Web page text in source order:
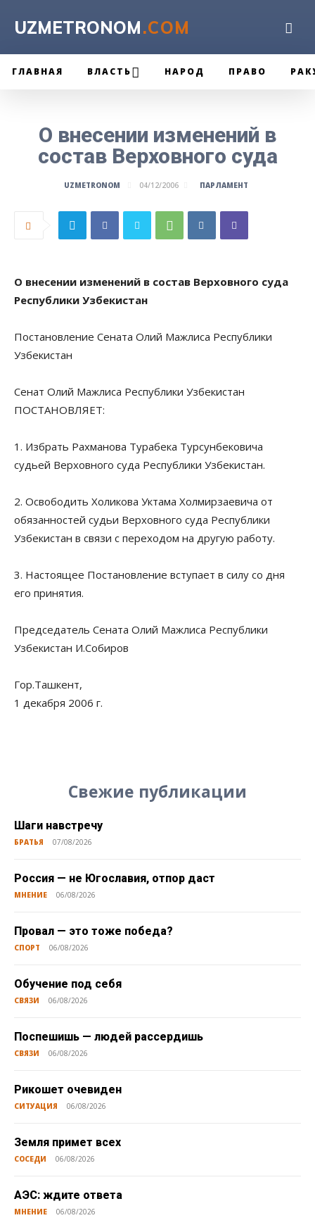
UZMETRONOM.COM
ГЛАВНАЯ ВЛАСТЬ НАРОД ПРАВО
О внесении изменений в
состав Верховного суда
UZMETRONOM 04/12/2006 ПАРЛАМЕНТ
О внесении изменений в состав Верховного суда
Республики Узбекистан
Постановление Сената Олий Мажлиса Республики
Узбекистан
Сенат Олий Мажлиса Республики Узбекистан
ПОСТАНОВЛЯЕТ:
1. Избрать Рахманова Турабека Турсунбековича
судьей Верховного суда Республики Узбекистан.
2. Освободить Холикова Уктама Холмирзаевича от
обязанностей судьи Верховного суда Республики
Узбекистан в связи с переходом на другую работу.
3. Настоящее Постановление вступает в силу со дня
его принятия.
Председатель Сената Олий Мажлиса Республики
Узбекистан И.Собиров
Гор.Ташкент,
1 декабря 2006 г.
Свежие публикации
Шаги навстречу
БРАТЬЯ 07/08/2026
Россия — не Югославия, отпор даст
МНЕНИЕ 06/08/2026
Провал — это тоже победа?
СПОРТ 06/08/2026
Обучение под себя
СВЯЗИ 06/08/2026
Поспешишь — людей рассердишь
СВЯЗИ 06/08/2026
Рикошет очевиден
СИТУАЦИЯ 06/08/2026
Земля примет всех
СОСЕДИ 06/08/2026
АЭС: ждите ответа
МНЕНИЕ 06/08/2026